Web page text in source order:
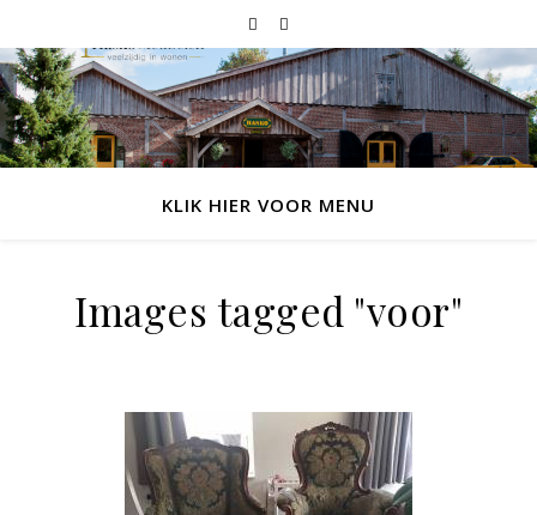
KLIK HIER VOOR MENU
Images tagged "voor"